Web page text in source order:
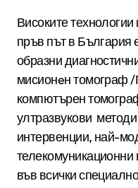
Високите
пръв път в България
образни
мисионeн томограф
компютърен
ултразвукови
интервенции, най-
във всички